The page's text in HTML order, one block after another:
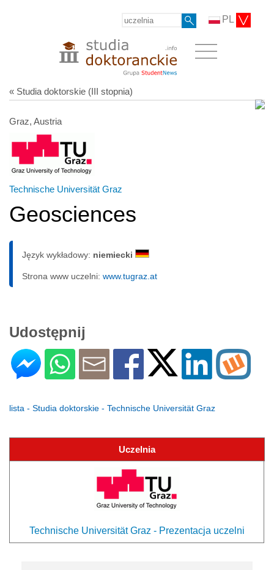
PL
« Studia doktorskie (III stopnia)
Graz, Austria
Technische Universität Graz
Geosciences
Język wykładowy: niemiecki
Strona www uczelni: www.tugraz.at
Udostępnij
lista - Studia doktorskie - Technische Universität Graz
Uczelnia
Technische Universität Graz - Prezentacja uczelni